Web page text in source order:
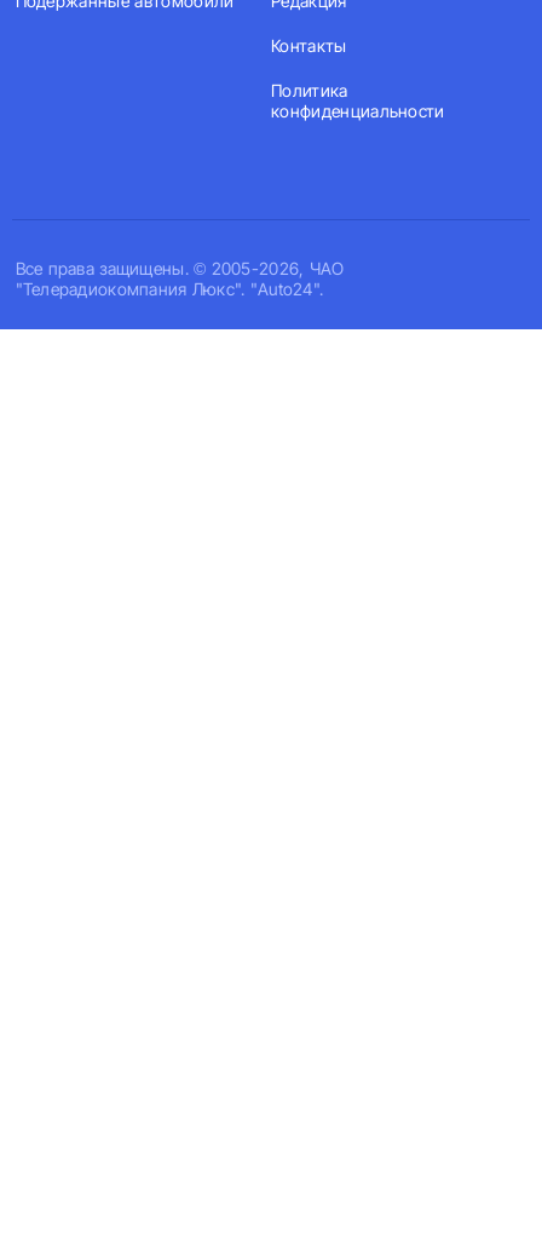
Все права защищены. © 2005-2026, ЧАО
"Телерадиокомпания Люкс". "Auto24".
Контакты
Политика
конфиденциальности